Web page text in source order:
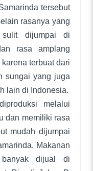
tersebut
rasanya yang
dijumpai di
rasa amplang
terbuat dari
sungai yang juga
lain di Indonesia.
melalui
dan memiliki rasa
mudah dijumpai
Makanan
dijual di